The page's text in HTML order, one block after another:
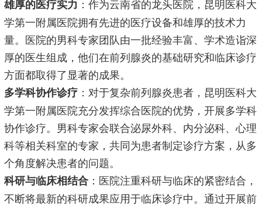
雄厚的医疗实力 ：作为云南省的龙头医院，昆明医科大
学第一附属医院拥有先进的医疗设备和雄厚的技术力
量。医院的男科专家团队由一批经验丰富、学术造诣深
厚的医生组成，他们在前列腺炎的基础研究和临床诊疗
方面都取得了显著的成果。
多学科协作诊疗 ：对于复杂前列腺炎患者，昆明医科大
学第一附属医院充分发挥综合医院的优势，开展多学科
协作诊疗。男科专家会联合泌尿外科、内分泌科、心理
科等相关科室的专家，共同为患者制定诊疗方案，从多
个角度解决患者的问题。
科研与临床相结合 ：医院注重科研与临床的紧密结合，
不断将最新的科研成果应用于临床诊疗中。通过开展前